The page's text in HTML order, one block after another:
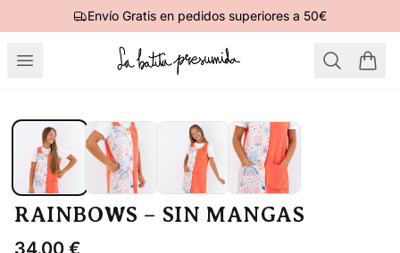
Envío Gratis en pedidos superiores a 50€
RAINBOWS – SIN MANGAS
34,00 €